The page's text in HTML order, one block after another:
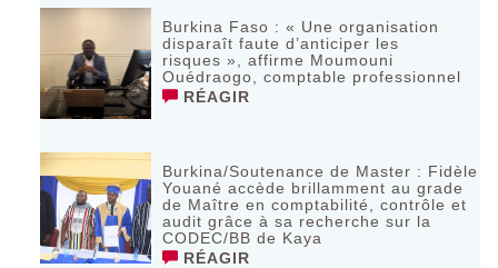
Burkina Faso : « Une organisation
disparaît faute d’anticiper les
risques », affirme Moumouni
Ouédraogo, comptable professionnel
RÉAGIR
Burkina/Soutenance de Master : Fidèle
Youané accède brillamment au grade
de Maître en comptabilité, contrôle et
audit grâce à sa recherche sur la
CODEC/BB de Kaya
RÉAGIR